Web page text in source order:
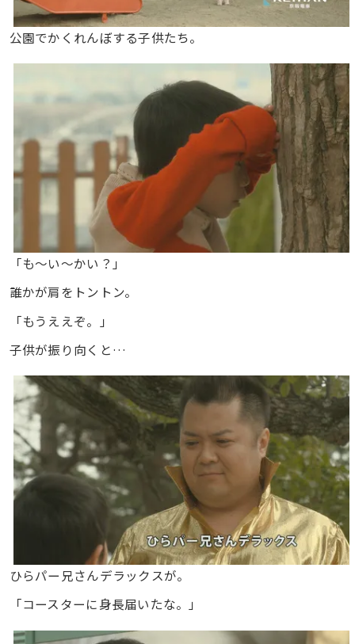
公園でかくれんぼする子供たち。
「も～い～かい？」
誰かが肩をトントン。
「もうええぞ。」
子供が振り向くと…
ひらパー兄さんデラックスが。
「コースターに身長届いたな。」